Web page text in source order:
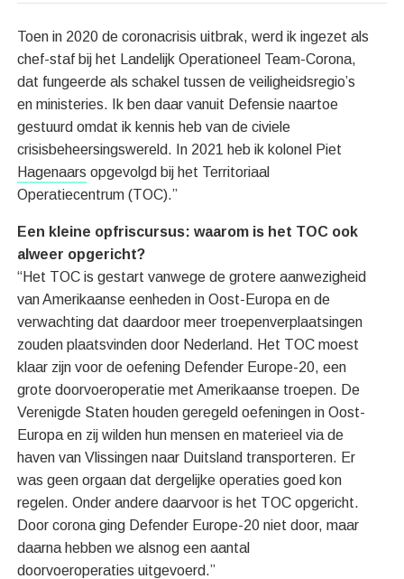
Toen in 2020 de coronacrisis uitbrak, werd ik ingezet als
chef-staf bij het Landelijk Operationeel Team-Corona,
dat fungeerde als schakel tussen de veiligheidsregio’s
en ministeries. Ik ben daar vanuit Defensie naartoe
gestuurd omdat ik kennis heb van de civiele
crisisbeheersingswereld. In 2021 heb ik kolonel Piet
Hagenaars opgevolgd bij het Territoriaal
Operatiecentrum (TOC).”
Een kleine opfriscursus: waarom is het TOC ook
alweer opgericht?
“Het TOC is gestart vanwege de grotere aanwezigheid
van Amerikaanse eenheden in Oost-Europa en de
verwachting dat daardoor meer troepenverplaatsingen
zouden plaatsvinden door Nederland. Het TOC moest
klaar zijn voor de oefening Defender Europe-20, een
grote doorvoeroperatie met Amerikaanse troepen. De
Verenigde Staten houden geregeld oefeningen in Oost-
Europa en zij wilden hun mensen en materieel via de
haven van Vlissingen naar Duitsland transporteren. Er
was geen orgaan dat dergelijke operaties goed kon
regelen. Onder andere daarvoor is het TOC opgericht.
Door corona ging Defender Europe-20 niet door, maar
daarna hebben we alsnog een aantal
doorvoeroperaties uitgevoerd.”